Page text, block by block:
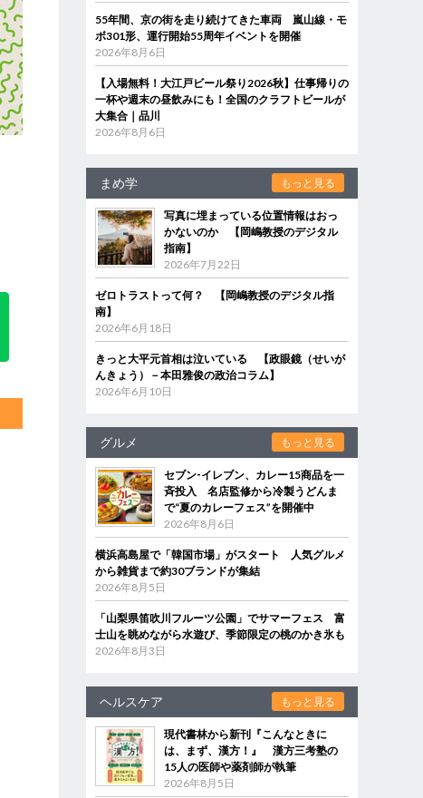
55年間、京の街を走り続けてきた車両 嵐山線・モ
ボ301形、運行開始55周年イベントを開催
2026年8月6日
【入場無料！大江戸ビール祭り2026秋】仕事帰りの
一杯や週末の昼飲みにも！全国のクラフトビールが
大集合｜品川
2026年8月6日
まめ学 もっと見る
写真に埋まっている位置情報はおっ
かないのか 【岡嶋教授のデジタル
指南】
2026年7月22日
ゼロトラストって何？ 【岡嶋教授のデジタル指
南】
2026年6月18日
きっと大平元首相は泣いている 【政眼鏡（せいが
んきょう）－本田雅俊の政治コラム】
2026年6月10日
グルメ もっと見る
セブン‐イレブン、カレー15商品を一
斉投入 名店監修から冷製うどんま
で“夏のカレーフェス”を開催中
2026年8月6日
横浜高島屋で「韓国市場」がスタート 人気グルメ
から雑貨まで約30ブランドが集結
2026年8月5日
「山梨県笛吹川フルーツ公園」でサマーフェス 富
士山を眺めながら水遊び、季節限定の桃のかき氷も
2026年8月3日
ヘルスケア もっと見る
現代書林から新刊『こんなときに
は、まず、漢方！』 漢方三考塾の
15人の医師や薬剤師が執筆
2026年8月5日